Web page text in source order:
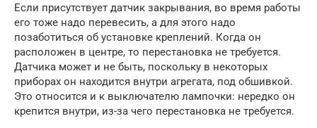
Если присутствует датчик закрывания, во время работы
его тоже надо перевесить, а для этого надо
позаботиться об установке креплений. Когда он
расположен в центре, то перестановка не требуется.
Датчика может и не быть, поскольку в некоторых
приборах он находится внутри агрегата, под обшивкой.
Это относится и к выключателю лампочки: нередко он
крепится внутри, из-за чего перестановка не требуется.